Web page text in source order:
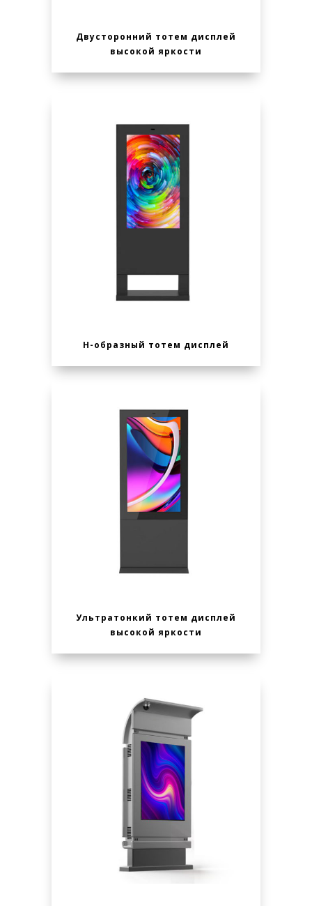
Двусторонний тотем дисплей
высокой яркости
Н-образный тотем дисплей
Ультратонкий тотем дисплей
высокой яркости